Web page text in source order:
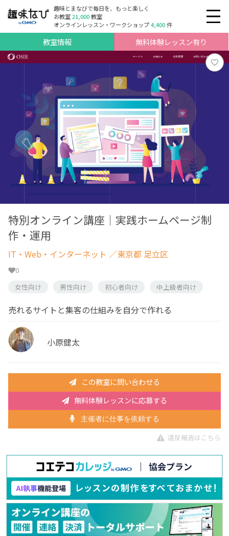
趣味とまなびで毎日を、もっと楽しく
お教室21,000教室
オンラインレッスン・ワークショップ4,400件
教室情報 無料体験レッスン有り
特別オンライン講座｜実践ホームページ制
作・運用
IT・Web・インターネット ／東京都 足立区
0
女性向け
男性向け 初心者向け 中上級者向け
売れるサイトと集客の仕組みを自分で作れる
小原健太
この教室に問い合わせる
無料体験レッスンに応募する
主催者に仕事を依頼する
違反報告はこちら